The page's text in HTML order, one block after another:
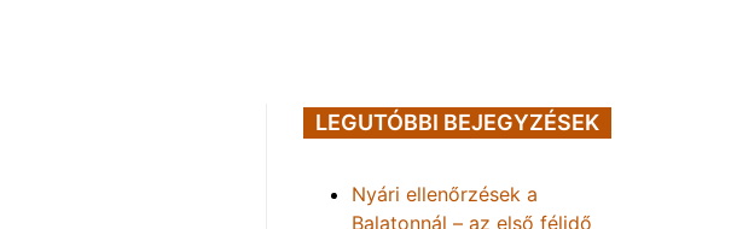
LEGUTÓBBI BEJEGYZÉSEK
Nyári ellenőrzések a
Balatonnál – az első félidő